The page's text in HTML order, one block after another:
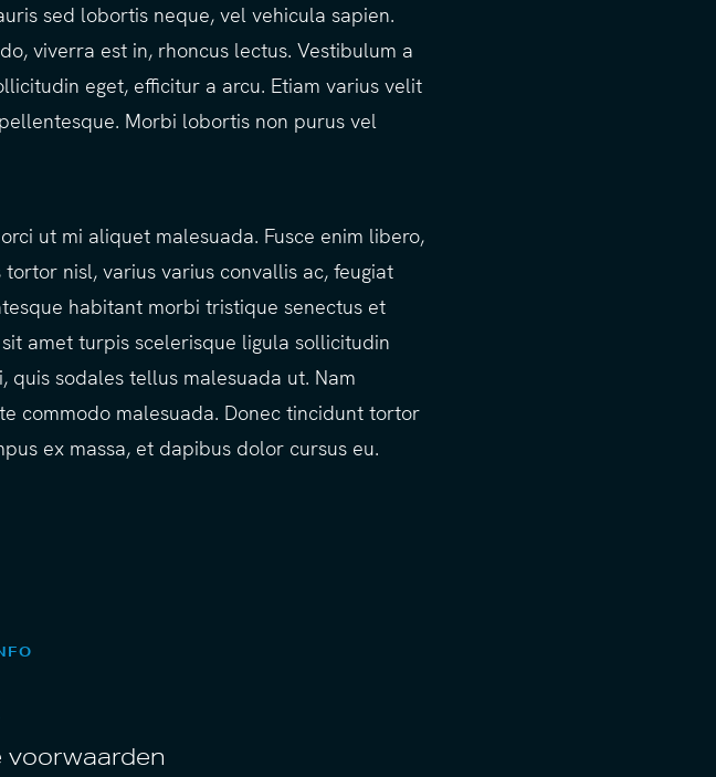
sed lobortis neque, vel vehicula sapien.
viverra est in, rhoncus lectus. Vestibulum a
eget, efficitur a arcu. Etiam varius velit
Morbi lobortis non purus vel
ut mi aliquet malesuada. Fusce enim libero,
nisl, varius varius convallis ac, feugiat
habitant morbi tristique senectus et
amet turpis scelerisque ligula sollicitudin
sodales tellus malesuada ut. Nam
commodo malesuada. Donec tincidunt tortor
ex massa, et dapibus dolor cursus eu.
voorwaarden